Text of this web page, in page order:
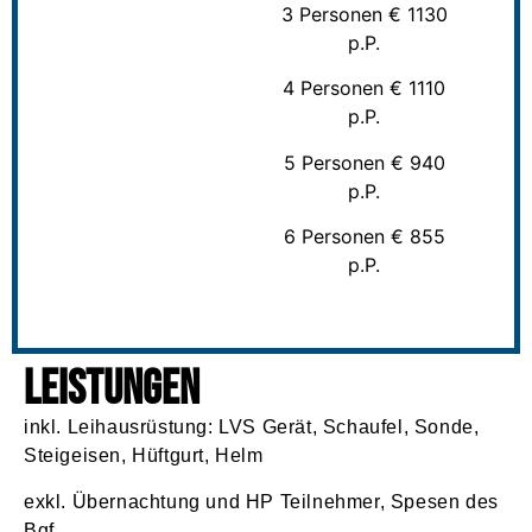
3 Personen € 1130
p.P.
4 Personen € 1110
p.P.
5 Personen € 940
p.P.
6 Personen € 855
p.P.
Leistungen
inkl. Leihausrüstung: LVS Gerät, Schaufel, Sonde,
Steigeisen, Hüftgurt, Helm
exkl. Übernachtung und HP Teilnehmer, Spesen des